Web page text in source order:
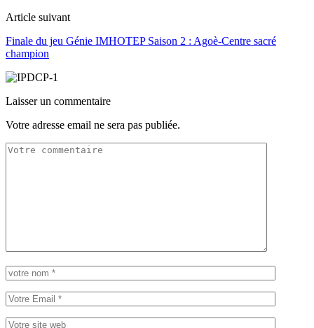
Article suivant
Finale du jeu Génie IMHOTEP Saison 2 : Agoè-Centre sacré
champion
Laisser un commentaire
Votre adresse email ne sera pas publiée.